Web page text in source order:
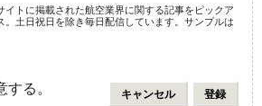
イトに掲載された航空業界に関する記事をピックア
。土日祝日を除き毎日配信しています。サンプルは
する。